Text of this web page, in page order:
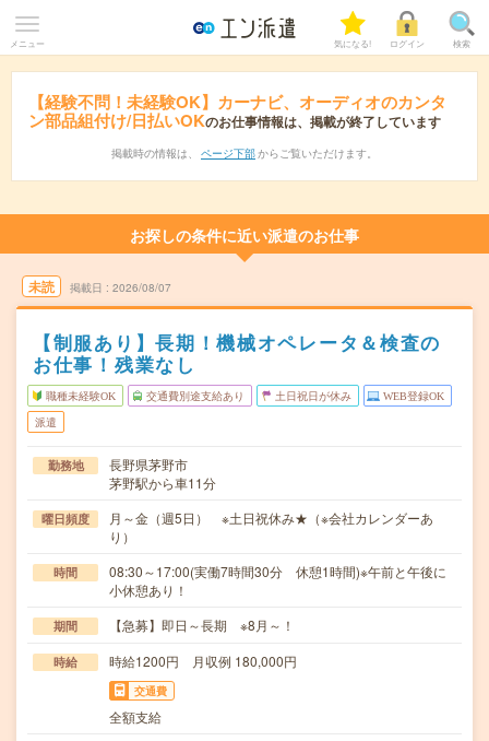
メニュー 気になる! ログイン 検索
【経験不問！未経験OK】カーナビ、オーディオのカンタ
ン部品組付け/日払いOKのお仕事情報は、掲載が終了しています
掲載時の情報は、 ページ下部 からご覧いただけます。
お探しの条件に近い派遣のお仕事
未読 掲載日 2026/08/07
【制服あり】長期！機械オペレータ＆検査の
お仕事！残業なし
職種未経験OK 交通費別途支給あり 土日祝日が休み WEB登録OK
派遣
勤務地
長野県茅野市
茅野駅から車11分
曜日頻度
月～金（週5日） ※土日祝休み★（※会社カレンダーあ
り）
時間
08:30～17:00(実働7時間30分 休憩1時間)※午前と午後に
小休憩あり！
期間 【急募】即日～長期 ※8月～！
時給 時給1200円 月収例 180,000円
交通費
全額支給